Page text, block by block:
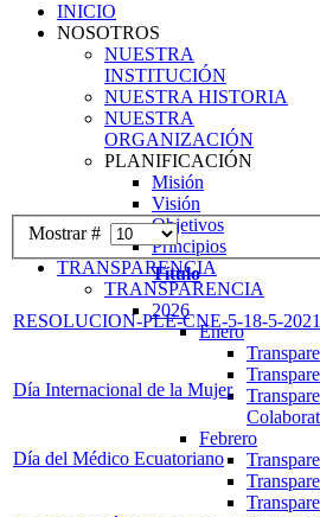
INICIO
NOSOTROS
NUESTRA
INSTITUCIÓN
NUESTRA HISTORIA
NUESTRA
ORGANIZACIÓN
PLANIFICACIÓN
Misión
Visión
Objetivos
Principios
TRANSPARENCIA
TRANSPARENCIA
2026
Enero
Febrero
Mostrar #
Título
RESOLUCION-PLE-CNE-5-18-5-2021
Día Internacional de la Mujer
Día del Médico Ecuatoriano